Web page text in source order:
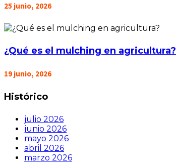
25 junio, 2026
¿Qué es el mulching en agricultura?
19 junio, 2026
Histórico
julio 2026
junio 2026
mayo 2026
abril 2026
marzo 2026